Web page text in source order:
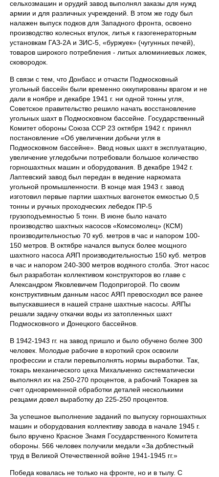
сельхозмашин и орудий завод выполнял заказы для нужд
армии и для различных учреждений. В этом же году был
налажен выпуск подков для Западного фронта, освоено
производство колесных втулок, литья к газогенераторным
установкам ГАЗ-2А и ЗИС-5, «буржуек» (чугунных печей),
товаров широкого потребления - литых алюминиевых ложек,
сковородок.
В связи с тем, что Донбасс и отчасти Подмосковный
угольный бассейн были временно оккупированы врагом и не
дали в ноябре и декабре 1941 г. ни одной тонны угля,
Советское правительство решило начать восстановление
угольных шахт в Подмосковном бассейне. Государственный
Комитет обороны Союза ССР 23 октября 1942 г. принял
постановление «Об увеличении добычи угля в
Подмосковном бассейне». Ввод новых шахт в эксплуатацию,
увеличение угледобычи потребовали большое количество
горношахтных машин и оборудования. В декабре 1942 г.
Лаптевский завод был передан в ведение наркомата
угольной промышленности. В конце мая 1943 г. завод
изготовил первые партии шахтных вагонеток емкостью 0,5
тонны и ручных проходческих лебедок ПР-5
грузоподъемностью 5 тонн. В июне было начато
производство шахтных насосов «Комсомолец» (КСМ)
производительностью 70 куб. метров в час и напором 100-
150 метров. В октябре начался выпуск более мощного
шахтного насоса АЯП производительностью 150 куб. метров
в час и напором 240-300 метров водяного столба. Этот насос
был разработан коллективом конструкторов во главе с
Александром Яковлевичем Подопригорой. По своим
конструктивным данным насос АЯП превосходил все ранее
выпускавшиеся в нашей стране шахтные насосы. АЯПы
решали задачу откачки воды из затопленных шахт
Подмосковного и Донецкого бассейнов.
В 1942-1943 гг. на завод пришло и было обучено более 300
человек. Молодые рабочие в короткий срок освоили
профессии и стали перевыполнять нормы выработки. Так,
токарь механического цеха Михальченко систематически
выполнял их на 250-270 процентов, а рабочий Токарев за
счет одновременной обработки деталей несколькими
резцами довел выработку до 225-250 процентов.
За успешное выполнение заданий по выпуску горношахтных
машин и оборудования коллективу завода в начале 1945 г.
было вручено Красное Знамя Государственного Комитета
обороны. 566 человек получили медали «За доблестный
труд в Великой Отечественной войне 1941-1945 гг.»
Победа ковалась не только на фронте, но и в тылу. С